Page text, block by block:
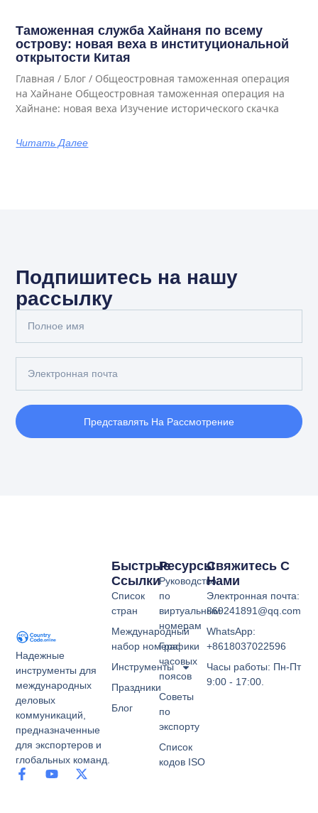
Таможенная служба Хайнаня по всему
острову: новая веха в институциональной
открытости Китая
Главная / Блог / Общеостровная таможенная операция
на Хайнане Общеостровная таможенная операция на
Хайнане: новая веха Изучение исторического скачка
Читать Далее
Подпишитесь на нашу
рассылку
Представлять На Рассмотрение
Надежные
инструменты для
международных
деловых
коммуникаций,
предназначенные
для экспортеров и
глобальных команд.
Ресурсы
Руководство
по
виртуальным
номерам
Графики
часовых
поясов
Советы
по
экспорту
Список
кодов ISO
Быстрые
Ссылки
Список
стран
Международный
набор номера
Инструменты
Праздники
Блог
Свяжитесь С
Нами
Электронная почта:
869241891@qq.com
WhatsApp:
+8618037022596
Часы работы: Пн-Пт
9:00 - 17:00.